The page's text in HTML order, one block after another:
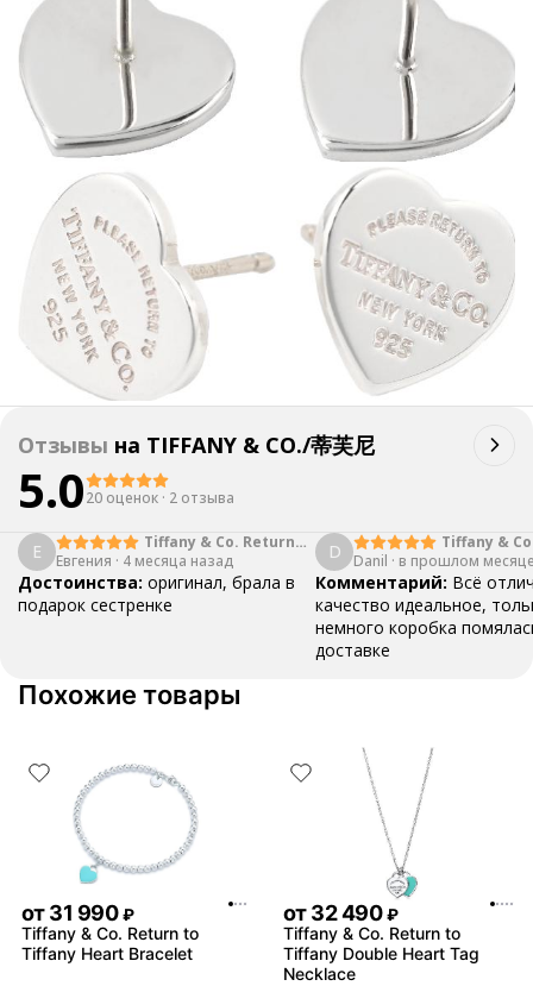
Отзывы на TIFFANY & CO./蒂芙尼
5.020 оценок · 2 отзыва
Е
Tiffany & Co. Return
to Tiffany Double
Heart Tag Necklace
Евгения · 4 месяца назад
Достоинства: оригинал, брала в
подарок сестренке
D
Tiffany &
to Tiffany
Heart Tag
Danil · в прошлом
Комментарий: Всё
качество идеальное,
немного коробка
доставке
Похожие товары
от31 990 ₽
Tiffany & Co. Return to
Tiffany Heart Bracelet
от32 490 ₽
Tiffany & Co. Return to
Tiffany Double Heart Tag
Necklace